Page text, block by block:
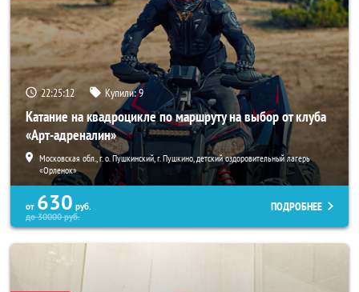
22:25:08 Купили:9
Катание на квадроцикле по маршруту на выбор от клуба
«Арт-адреналин»
Московская обл., г. о. Пушкинский, г. Пушкино, детский оздоровительный лагерь
«Орленок»
от 630 руб.
до30000руб.
ПОДРОБНЕЕ